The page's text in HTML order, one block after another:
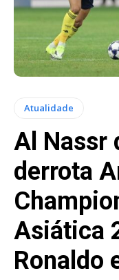
Atualidade
Al Nassr
derrota
Asiática
Ronaldo